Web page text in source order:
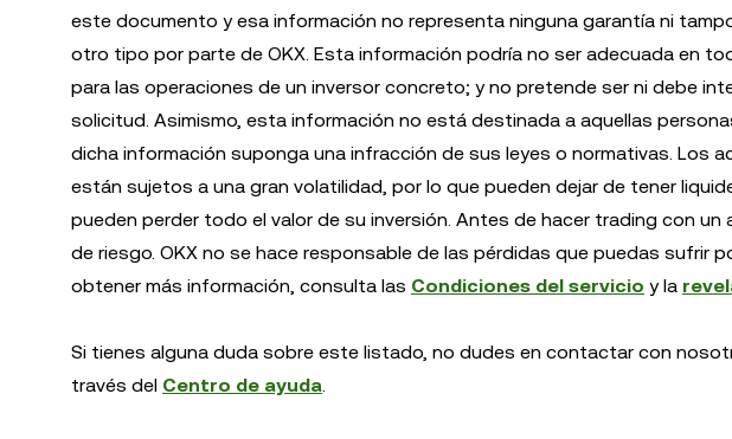
este documento y esa información no representa ninguna garantía ni
otro tipo por parte de OKX. Esta información podría no ser adecuada en
para las operaciones de un inversor concreto; y no pretende ser ni debe
solicitud. Asimismo, esta información no está destinada a aquellas
dicha información suponga una infracción de sus leyes o normativas. Los
están sujetos a una gran volatilidad, por lo que pueden dejar de tener
pueden perder todo el valor de su inversión. Antes de hacer trading con
de riesgo. OKX no se hace responsable de las pérdidas que puedas sufrir
obtener más información, consulta las Condiciones del servicio y la
Si tienes alguna duda sobre este listado, no dudes en contactar con
través del Centro de ayuda.